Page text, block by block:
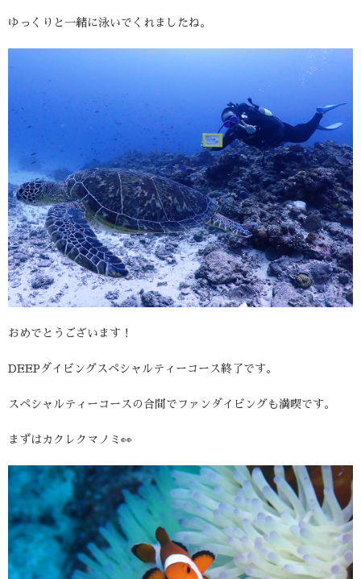
ゆっくりと一緒に泳いでくれましたね。
おめでとうございます！
DEEPダイビングスペシャルティーコース終了です。
スペシャルティーコースの合間でファンダイビングも満喫です。
まずはカクレクマノミ👀